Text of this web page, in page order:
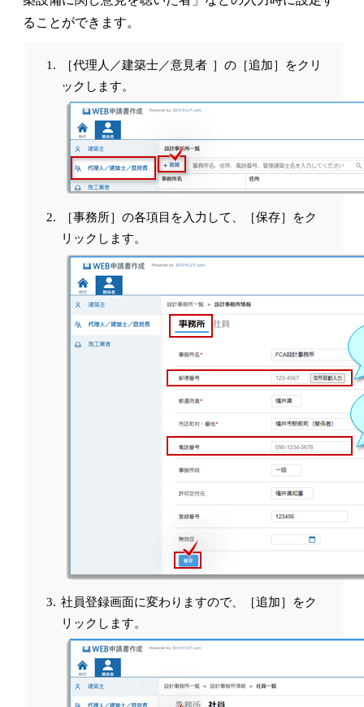
ることができます。
［代理人／建築士／意見者 ］の［追加］をクリ
ックします。
［事務所］の各項目を入力して、［保存］をク
リックします。
社員登録画面に変わりますので、［追加］をク
リックします。